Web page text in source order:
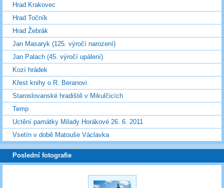
Hrad Krakovec
Hrad Točník
Hrad Žebrák
Jan Masaryk (125. výročí narození)
Jan Palach (45. výročí upálení)
Kozí hrádek
Křest knihy o R. Beranovi
Staroslovanské hradiště v Mikulčicích
Temp
Uctění památky Milady Horákové 26. 6. 2011
Vsetín v době Matouše Václavka
Poslední fotografie